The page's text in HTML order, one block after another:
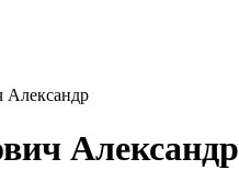
Александр
Александр